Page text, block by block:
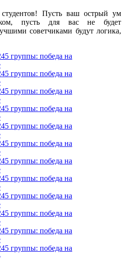
Пусть ваш острый ум
пусть для вас не будет
советчиками будут логика,